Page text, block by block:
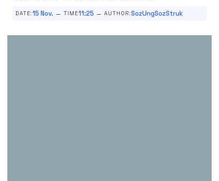
DATE:15 Nov. – TIME11:25 – AUTHOR:SozUngSozStruk